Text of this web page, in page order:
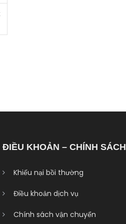
ĐIỀU KHOẢN – CHÍNH SÁCH
Khiếu nại bồi thường
Điều khoản dịch vụ
Chính sách vận chuyển